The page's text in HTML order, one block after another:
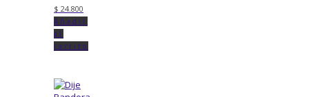
$ 24.800
Añadir
al
carrito